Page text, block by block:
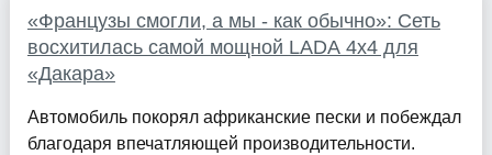
«Французы смогли, а мы - как обычно»: Сеть
восхитилась самой мощной LADA 4x4 для
«Дакара»
Автомобиль покорял африканские пески и побеждал
благодаря впечатляющей производительности.